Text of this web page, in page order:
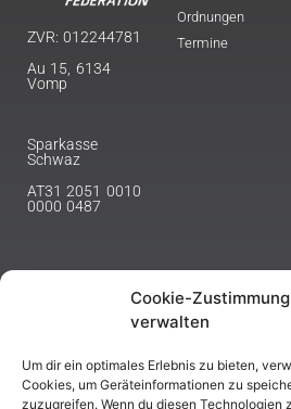
Cookie-Zustimmung
verwalten
Um dir ein optimales Erlebnis zu bieten,
Cookies, um Geräteinformationen zu
zuzugreifen. Wenn du diesen Technologien
ZVR: 012244781
Au 15, 6134
Vomp
Sparkasse
Schwaz
AT31 2051 0010
0000 0487
Ordnungen
Termine